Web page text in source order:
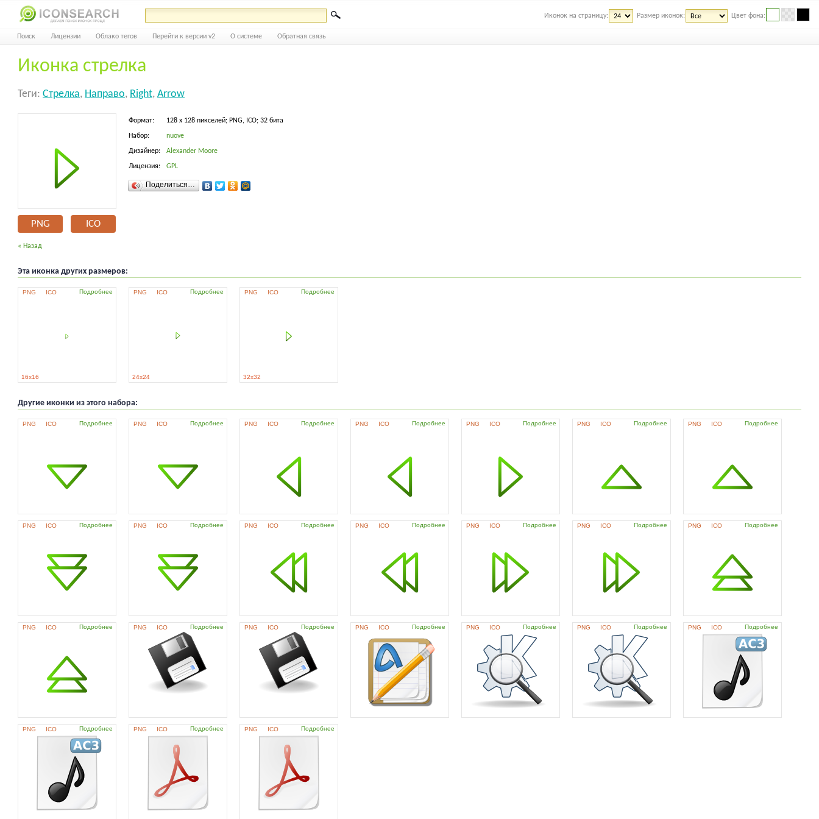
Иконок на страницу: Размер иконок: Цвет фона:
Поиск Лицензии Облако тегов Перейти к версии v2 О системе Обратная связь
Иконка стрелка
Теги: Стрелка, Направо, Right, Arrow
PNG ICO
Формат: 128 x 128 пикселей; PNG, ICO; 32 бита
Набор: nuove
Дизайнер: Alexander Moore
Лицензия: GPL
Поделиться…
« Назад
Эта иконка других размеров:
PNG ICO Подробнее
16x16
PNG ICO Подробнее
24x24
PNG ICO Подробнее
32x32
Другие иконки из этого набора:
PNG ICO Подробнее PNG ICO Подробнее PNG ICO Подробнее PNG ICO Подробнее PNG ICO Подробнее PNG ICO Подробнее PNG ICO Подробнее
PNG ICO Подробнее PNG ICO Подробнее PNG ICO Подробнее PNG ICO Подробнее PNG ICO Подробнее PNG ICO Подробнее PNG ICO Подробнее
PNG ICO Подробнее PNG ICO Подробнее PNG ICO Подробнее PNG ICO Подробнее PNG ICO Подробнее PNG ICO Подробнее PNG ICO Подробнее
PNG ICO Подробнее PNG ICO Подробнее PNG ICO Подробнее